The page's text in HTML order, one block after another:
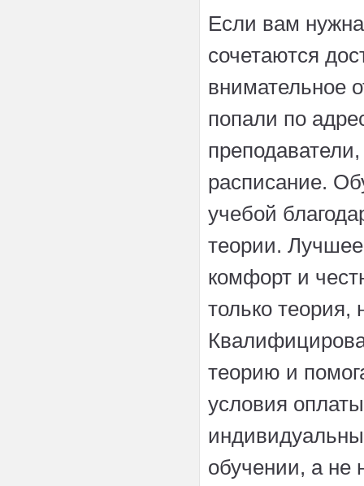
Если вам
сочетаются
внимательное
попали по
расписание.
учебой
теории. Лучшее
комфорт и
только теория,
теорию и
условия
обучении, а не